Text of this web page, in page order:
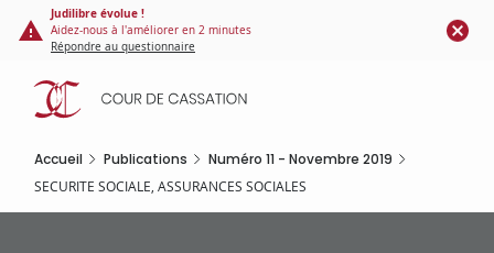
Panneau de gestion des cookies
contenu
principal
Judilibre évolue !
Aidez-nous à l'améliorer en 2 minutes
Répondre au questionnaire
Accueil Publications Numéro 11 - Novembre 2019
SECURITE SOCIALE, ASSURANCES SOCIALES